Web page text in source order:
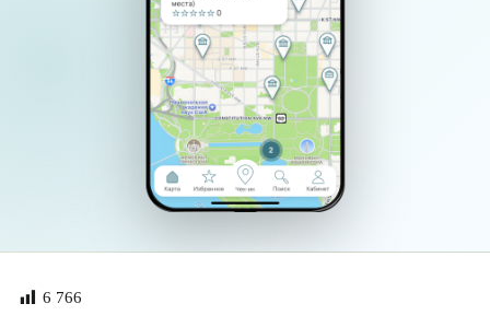
6 766